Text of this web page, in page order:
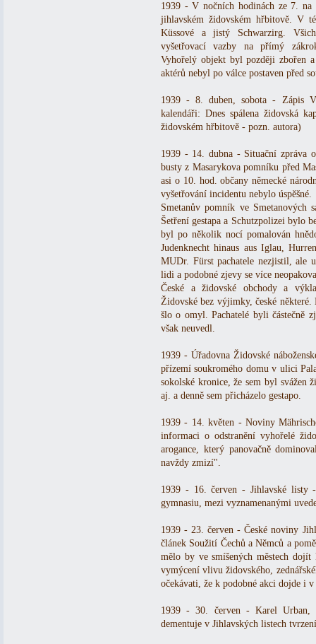
1939 - V nočních hodinách ze 7.
jihlavském židovském hřbitově. V
Küssové a jistý Schwarzirg.
vyšetřovací vazby na přímý
Vyhořelý objekt byl později zbořen
aktérů nebyl po válce postaven před
1939 - 8. duben, sobota - Zápis
kalendáři: Dnes spálena židovská
židovském hřbitově - pozn. autora)
1939 - 14. dubna - Situační zpráva
busty z Masarykova pomníku před
asi o 10. hod. občany německé
vyšetřování incidentu nebylo úspěšné.
Smetanův pomník ve Smetanových
Šetření gestapa a Schutzpolizei bylo
byl po několik nocí pomalován
Judenknecht hinaus aus Iglau,
MUDr. Fürst pachatele nezjistil, ale
lidi a podobné zjevy se více
České a židovské obchody a
Židovské bez výjimky, české
šlo o omyl. Pachatelé byli částečně
však neuvedl.
1939 - Úřadovna Židovské
přízemí soukromého domu v ulici
sokolské kronice, že sem byl svážen
aj. a denně sem přicházelo gestapo.
1939 - 14. květen - Noviny
informaci o odstranění vyhořelé
arogance, který panovačně
navždy zmizí".
1939 - 16. červen - Jihlavské listy
gymnasiu, mezi vyznamenanými
1939 - 23. červen - České noviny
článek Soužití Čechů a Němců a
mělo by ve smíšených městech
vymýcení vlivu židovského,
očekávati, že k podobné akci dojde i
1939 - 30. červen - Karel Urban,
dementuje v Jihlavských listech